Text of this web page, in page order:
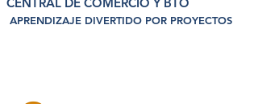
APRENDIZAJE DIVERTIDO POR PROYECTOS